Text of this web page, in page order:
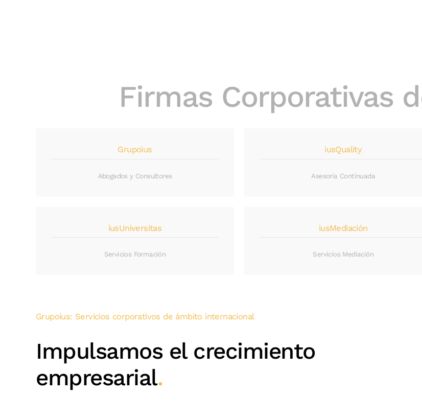
Firmas Corporativas
Grupoius
Abogados y Consultores
iusQuality
Asesoría Continuada
iusUniversitas
Servicios Formación
iusMediación
Servicios Mediación
Grupoius: Servicios corporativos de ámbito internacional
Impulsamos el crecimiento
empresarial.